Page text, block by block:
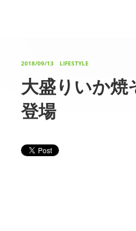
2018/09/13 LIFESTYLE
大盛りいか焼
登場